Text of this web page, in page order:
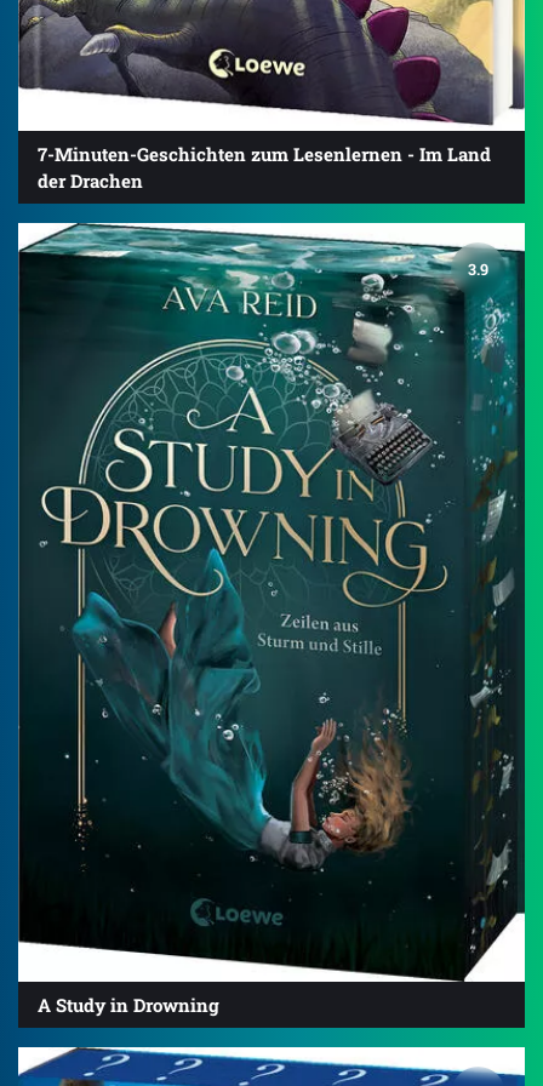
7-Minuten-Geschichten zum Lesenlernen - Im Land
der Drachen
3.9
A Study in Drowning